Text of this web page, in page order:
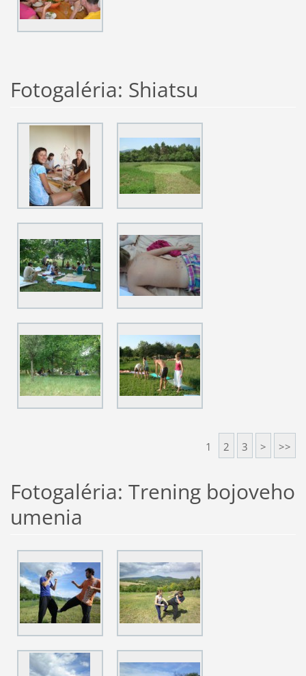
Fotogaléria: Shiatsu
1 2 3 > >>
Fotogaléria: Trening bojoveho
umenia